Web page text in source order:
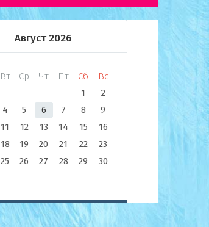
Август 2026
Вт Ср Чт Пт Сб
Вс
1
2
4 5 6 7 8
9
11 12 13 14 15
16
18 19 20 21 22
23
25 26 27 28 29
30